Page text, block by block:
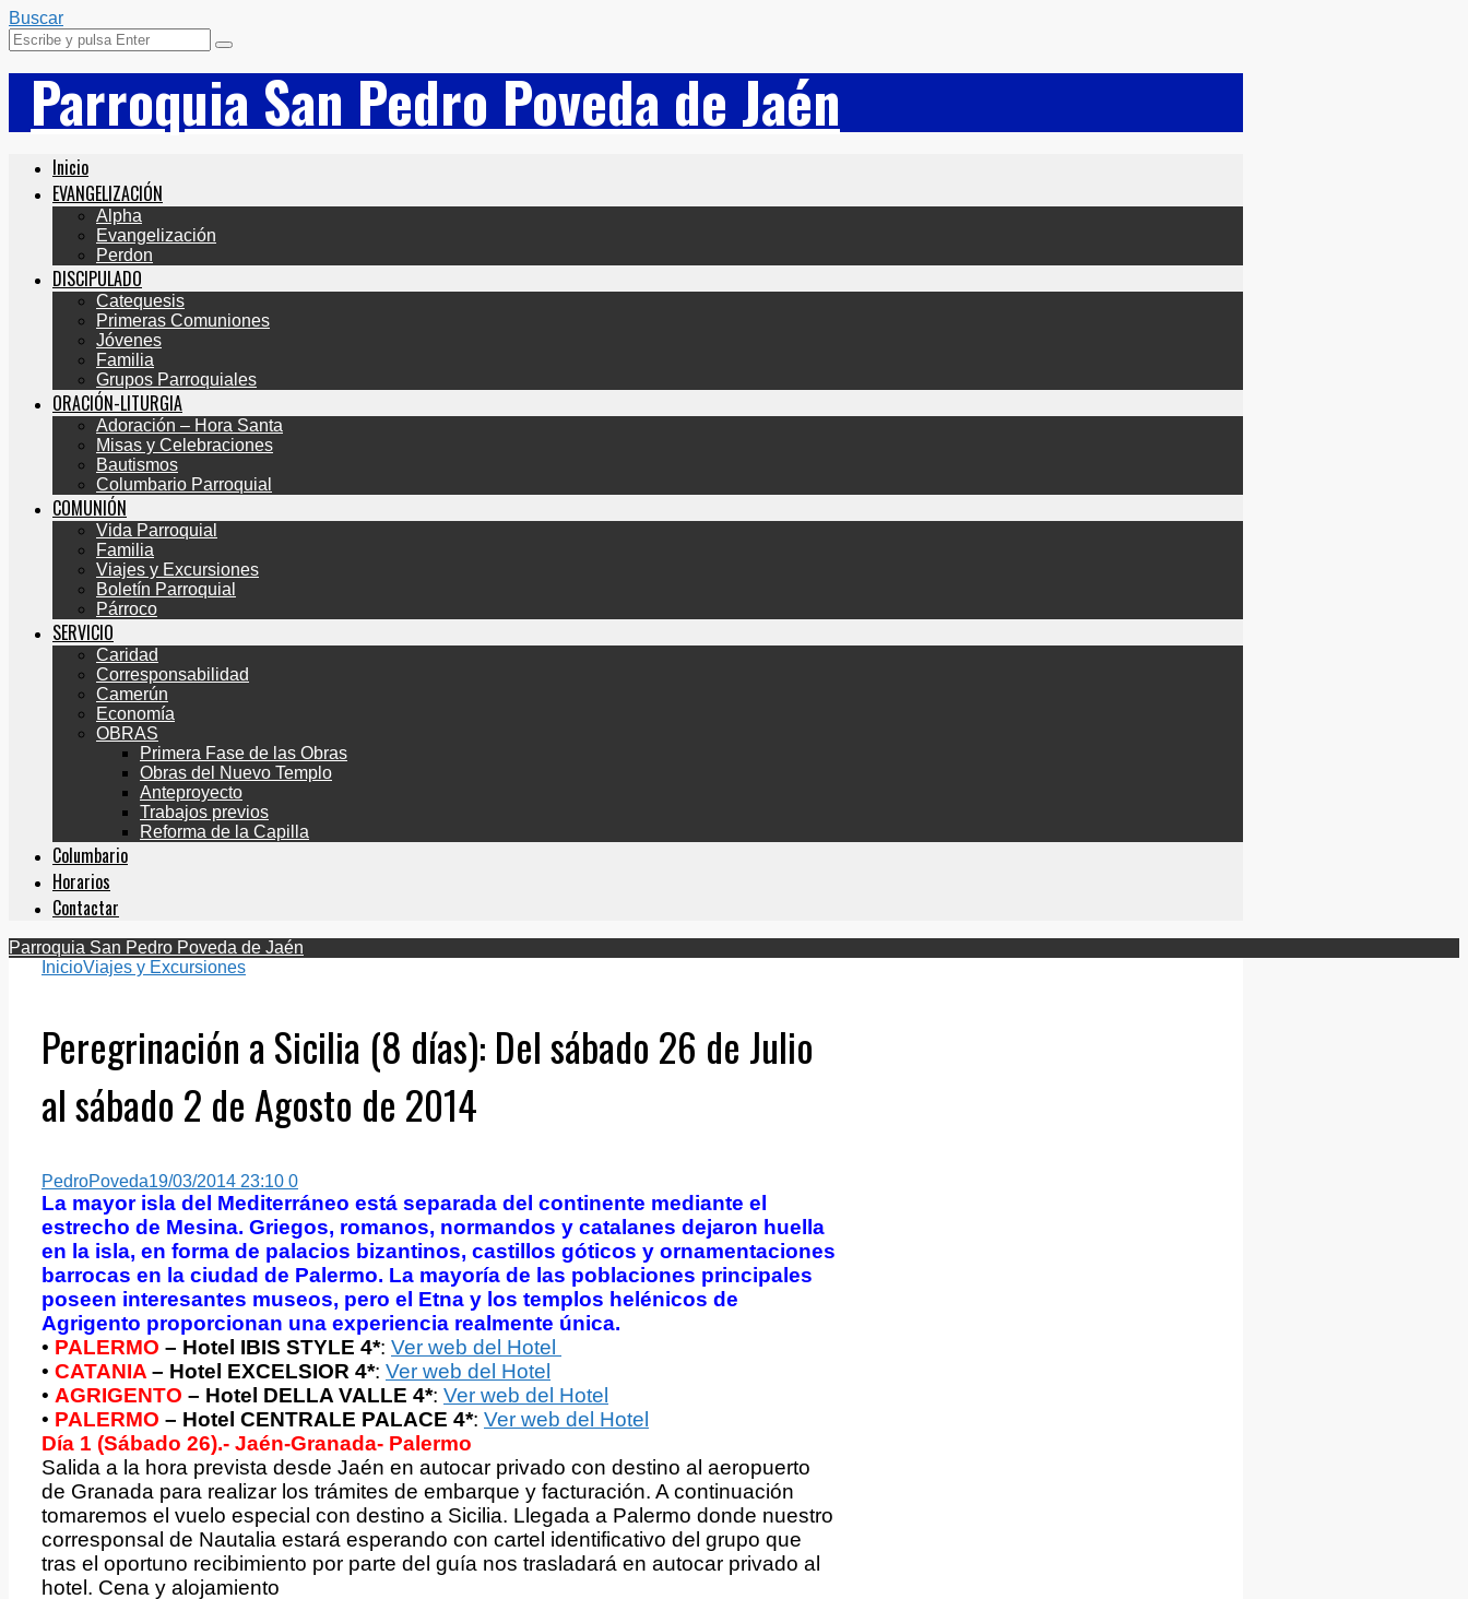
Buscar
Parroquia San Pedro Poveda de Jaén
Inicio
EVANGELIZACIÓN
Alpha
Evangelización
Perdon
DISCIPULADO
Catequesis
Primeras Comuniones
Jóvenes
Familia
Grupos Parroquiales
ORACIÓN-LITURGIA
Adoración – Hora Santa
Misas y Celebraciones
Bautismos
Columbario Parroquial
COMUNIÓN
Vida Parroquial
Familia
Viajes y Excursiones
Boletín Parroquial
Párroco
SERVICIO
Caridad
Corresponsabilidad
Camerún
Economía
OBRAS
Primera Fase de las Obras
Obras del Nuevo Templo
Anteproyecto
Trabajos previos
Reforma de la Capilla
Columbario
Horarios
Contactar
Parroquia San Pedro Poveda de Jaén
InicioViajes y Excursiones
Peregrinación a Sicilia (8 días): Del sábado 26 de Julio
al sábado 2 de Agosto de 2014
PedroPoveda19/03/2014 23:10 0
La mayor isla del Mediterráneo está separada del continente mediante el
estrecho de Mesina. Griegos, romanos, normandos y catalanes dejaron huella
en la isla, en forma de palacios bizantinos, castillos góticos y ornamentaciones
barrocas en la ciudad de Palermo. La mayoría de las poblaciones principales
poseen interesantes museos, pero el Etna y los templos helénicos de
Agrigento proporcionan una experiencia realmente única.
• PALERMO – Hotel IBIS STYLE 4*: Ver web del Hotel
• CATANIA – Hotel EXCELSIOR 4*: Ver web del Hotel
• AGRIGENTO – Hotel DELLA VALLE 4*: Ver web del Hotel
• PALERMO – Hotel CENTRALE PALACE 4*: Ver web del Hotel
Día 1 (Sábado 26).- Jaén-Granada- Palermo
Salida a la hora prevista desde Jaén en autocar privado con destino al aeropuerto
de Granada para realizar los trámites de embarque y facturación. A continuación
tomaremos el vuelo especial con destino a Sicilia. Llegada a Palermo donde nuestro
corresponsal de Nautalia estará esperando con cartel identificativo del grupo que
tras el oportuno recibimiento por parte del guía nos trasladará en autocar privado al
hotel. Cena y alojamiento